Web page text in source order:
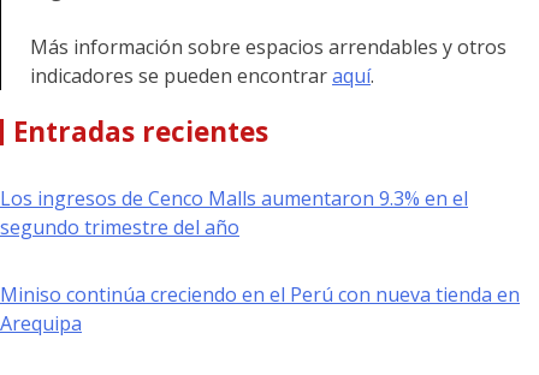
Más información sobre espacios arrendables y otros
indicadores se pueden encontraraquí.
Entradas recientes
Los ingresos de Cenco Malls aumentaron 9.3% en el
segundo trimestre del año
Miniso continúa creciendo en el Perú con nueva tienda en
Arequipa